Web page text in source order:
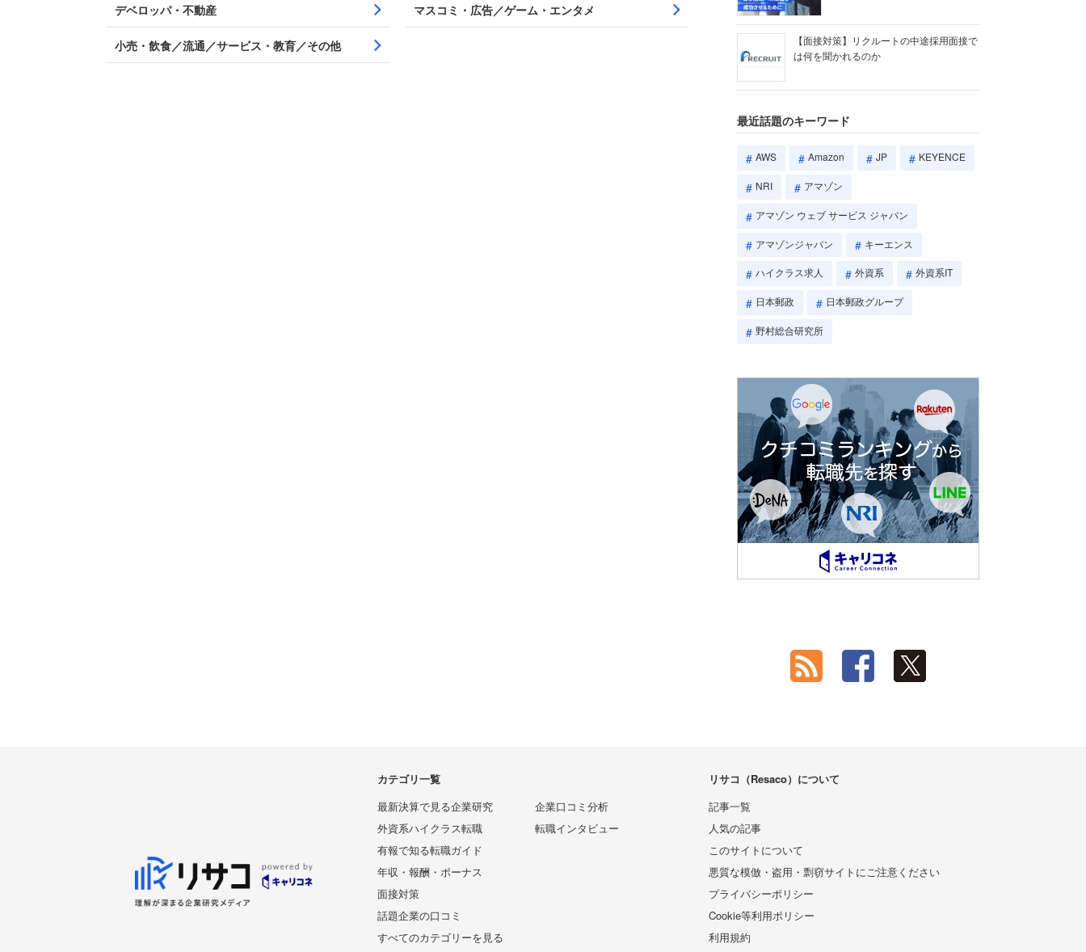
デベロッパ・不動産 マスコミ・広告／ゲーム・エンタメ
小売・飲食／流通／サービス・教育／その他
【面接対策】リクルートの中途採用面接で
は何を聞かれるのか
最近話題のキーワード
AWS Amazon JP KEYENCE
NRI アマゾン
アマゾン ウェブ サービス ジャパン
アマゾンジャパン キーエンス
ハイクラス求人 外資系 外資系IT
日本郵政 日本郵政グループ
野村総合研究所
カテゴリ一覧
最新決算で見る企業研究
外資系ハイクラス転職
有報で知る転職ガイド
年収・報酬・ボーナス
面接対策
話題企業の口コミ
企業口コミ分析
転職インタビュー
すべてのカテゴリーを見る
リサコ（Resaco）について
記事一覧
人気の記事
このサイトについて
悪質な模倣・盗用・剽窃サイトにご注意ください
プライバシーポリシー
Cookie等利用ポリシー
利用規約